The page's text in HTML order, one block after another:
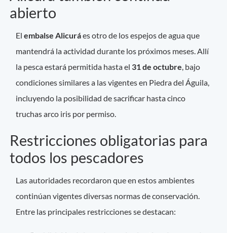
abierto
Elembalse Alicuráes otro de los espejos de agua que
mantendrá la actividad durante los próximos meses. Allí
la pesca estará permitida hasta el 31 de octubre, bajo
condiciones similares a las vigentes en Piedra del Águila,
incluyendo la posibilidad de sacrificar hasta cinco
truchas arco iris por permiso.
Restricciones obligatorias para
todos los pescadores
Las autoridades recordaron que en estos ambientes
continúan vigentes diversas normas de conservación.
Entre las principales restricciones se destacan: